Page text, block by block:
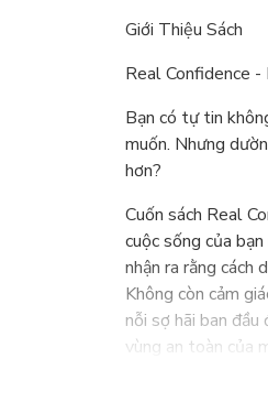
Giới Thiệu Sách
Real Confidence
Bạn có tự tin
muốn. Nhưng
hơn?
Cuốn sách Real
cuộc sống của
nhận ra rằng cách
Không còn cảm
nỗi sợ hãi ban
vùng an toàn của
tin thực sự vào